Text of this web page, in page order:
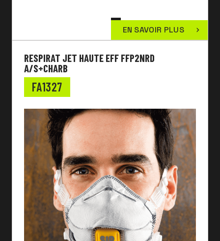
EN SAVOIR PLUS
RESPIRAT JET HAUTE EFF FFP2NRD
A/S+CHARB
FA1327